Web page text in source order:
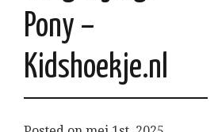
Pony –
Kidshoekje.nl